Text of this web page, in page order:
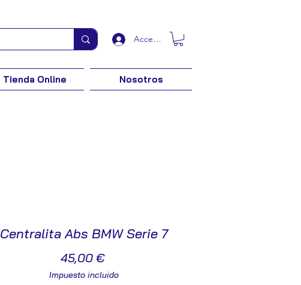
Acceder
Tienda Online Nosotros
Centralita Abs BMW Serie 7
45,00 €Precio
Impuesto incluido